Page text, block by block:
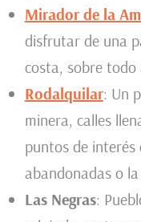
Mirador de la
disfrutar de una
costa, sobre todo
Rodalquilar: Un
minera, calles
puntos de interés
abandonadas o
Las Negras: